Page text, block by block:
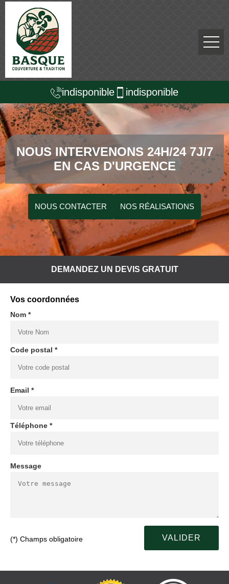
indisponible indisponible
NOUS INTERVENONS 24H/24 7J/7
EN CAS D'URGENCE
NOUS CONTACTER NOS RÉALISATIONS
DEMANDEZ UN DEVIS GRATUIT
Vos coordonnées
Nom *
Code postal *
Email *
Téléphone *
Message
(*) Champs obligatoire